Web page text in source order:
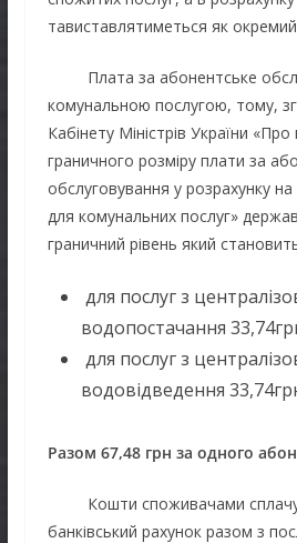
тавиставлятиметься як
Плата за абонентське
комунальною послугою, тому,
Кабінету Міністрів України
граничного розміру плати за
обслуговування у розрахунку
для комунальних послуг»
граничний рівень який
для послуг з
водопостачання
для послуг з
водовідведення
Разом 67,48 грн за одного
Кошти споживачами
банківський рахунок разом з